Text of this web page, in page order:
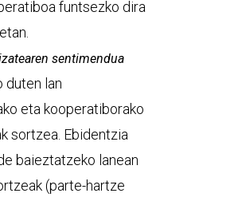
funtsezko dira
sentimendua
duten lan
eta kooperatiborako
sortzea. Ebidentzia
baieztatzeko lanean
(parte-hartze